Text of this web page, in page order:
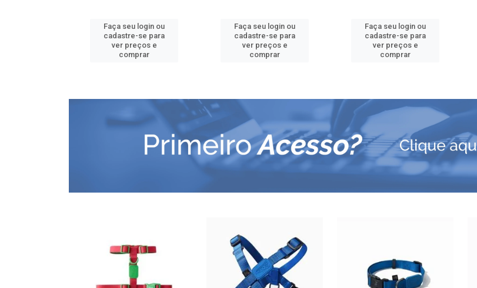
Faça seu login ou
cadastre-se para
ver preços e
comprar
Faça seu login ou
cadastre-se para
ver preços e
comprar
Faça seu login ou
cadastre-se para
ver preços e
comprar